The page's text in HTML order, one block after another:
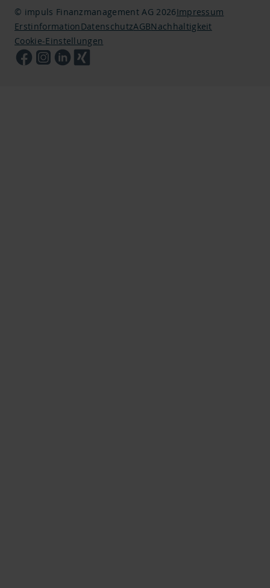
© impuls Finanzmanagement AG 2026Impressum
ErstinformationDatenschutzAGBNachhaltigkeit
Cookie-Einstellungen